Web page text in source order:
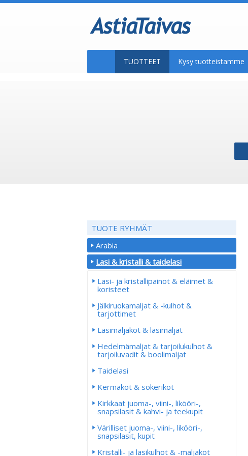
TUOTTEET Kysy tuotteistamme
TUOTE RYHMÄT
Arabia
Lasi & kristalli & taidelasi
Lasi- ja kristallipainot & eläimet &
koristeet
Jälkiruokamaljat & -kulhot &
tarjottimet
Lasimaljakot & lasimaljat
Hedelmämaljat & tarjoilukulhot &
tarjoiluvadit & boolimaljat
Taidelasi
Kermakot & sokerikot
Kirkkaat juoma-, viini-, likööri-,
snapsilasit & kahvi- ja teekupit
Värilliset juoma-, viini-, likööri-,
snapsilasit, kupit
Kristalli- ja lasikulhot & -maljakot